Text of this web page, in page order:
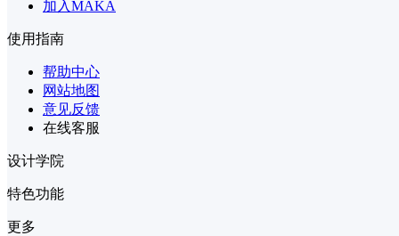
加入MAKA
使用指南
帮助中心
网站地图
意见反馈
在线客服
设计学院
特色功能
更多